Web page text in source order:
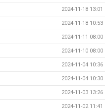
2024-11-18 13:01
2024-11-18 10:53
2024-11-11 08:00
2024-11-10 08:00
2024-11-04 10:36
2024-11-04 10:30
2024-11-03 13:26
2024-11-02 11:41